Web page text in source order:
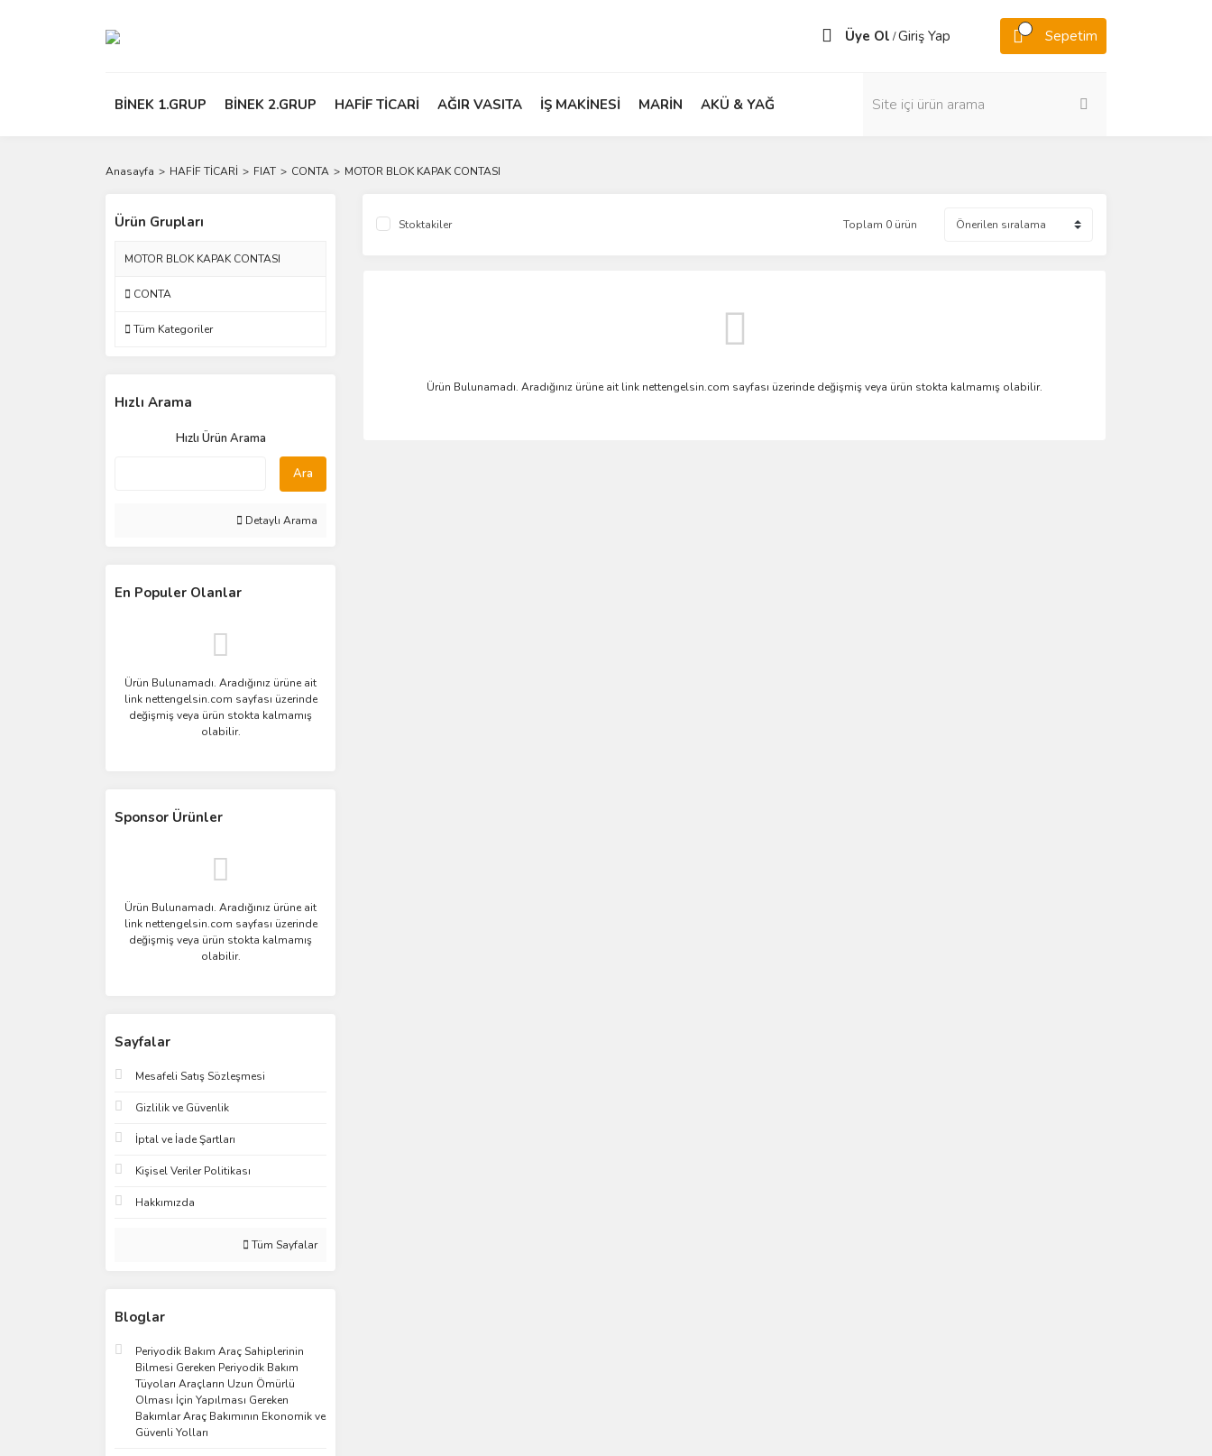
Üye Ol /Giriş Yap Sepetim
BİNEK 1.GRUP BİNEK 2.GRUP HAFİF TİCARİ AĞIR VASITA İŞ MAKİNESİ MARİN AKÜ & YAĞ
Anasayfa HAFİF TİCARİ FIAT CONTA MOTOR BLOK KAPAK CONTASI
Ürün Grupları
MOTOR BLOK KAPAK CONTASI
CONTA
Tüm Kategoriler
Hızlı Arama
Hızlı Ürün Arama
Ara
Detaylı Arama
En Populer Olanlar
Ürün Bulunamadı. Aradığınız ürüne ait
link nettengelsin.com sayfası üzerinde
değişmiş veya ürün stokta kalmamış
olabilir.
Sponsor Ürünler
Ürün Bulunamadı. Aradığınız ürüne ait
link nettengelsin.com sayfası üzerinde
değişmiş veya ürün stokta kalmamış
olabilir.
Sayfalar
Mesafeli Satış Sözleşmesi
Gizlilik ve Güvenlik
İptal ve İade Şartları
Kişisel Veriler Politikası
Hakkımızda
Tüm Sayfalar
Bloglar
Periyodik Bakım Araç Sahiplerinin
Bilmesi Gereken Periyodik Bakım
Tüyoları Araçların Uzun Ömürlü
Olması İçin Yapılması Gereken
Bakımlar Araç Bakımının Ekonomik ve
Güvenli Yolları
Stoktakiler Toplam 0 ürün
Ürün Bulunamadı. Aradığınız ürüne ait link nettengelsin.com sayfası üzerinde değişmiş veya ürün stokta kalmamış olabilir.